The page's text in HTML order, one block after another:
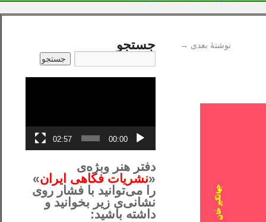
نوشتهٔ بعدی → جستجو
00:00
02:57
دفتر هنر وبژه‌ی
«نشریات فکاهی ایران»
را می‌توانید با فشار روی
نشانی‌ی زیر بخوانید و
داشته باشید: